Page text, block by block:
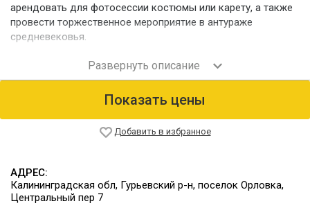
арендовать для фотосессии костюмы или карету, а также
провести торжественное мероприятие в антураже
средневековья.
Номерной фонд
В трёхэтажном здании замка с башнями содержатся 23
эксклюзивных. Во всех помещениях соблюдается
рыцарский стиль в отделке, формах, мебели, гобеленах,
коврах, кроватях kingsize с балдахинами. Каждый номер
Питание
Собственный двухэтажный ресторан европейской кухни
Показать цены
Добавить в избранное
АДРЕС:
Калининградская обл, Гурьевский р-н, поселок Орловка,
Центральный пер 7